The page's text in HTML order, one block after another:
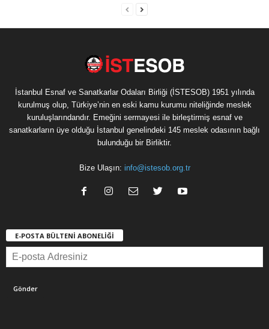
İstanbul Esnaf ve Sanatkarlar Odaları Birliği (İSTESOB) 1951 yılında
kurulmuş olup, Türkiye’nin en eski kamu kurumu niteliğinde meslek
kuruluşlarındandır. Emeğini sermayesi ile birleştirmiş esnaf ve
sanatkarların üye olduğu İstanbul genelindeki 145 meslek odasının bağlı
bulunduğu bir Birliktir.
Bize Ulaşın: info@istesob.org.tr
E-POSTA BÜLTENİ ABONELİĞİ